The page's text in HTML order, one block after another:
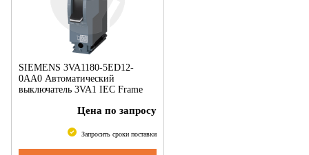
SIEMENS 3VA1180-5ED12-
0AA0 Автоматический
выключатель 3VA1 IEC Frame
Icu=55 kA @ 240 V 1-pole,
Цена по запросу
Запросить сроки поставки